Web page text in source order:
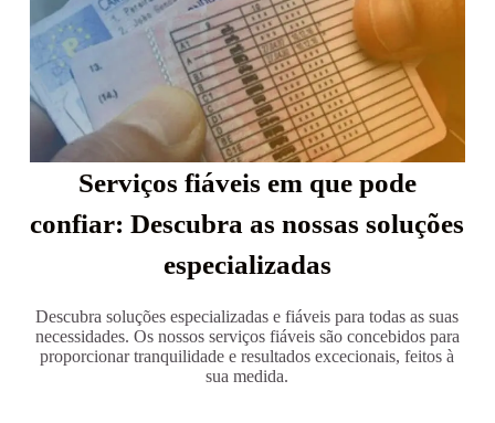
Serviços fiáveis ​​em que pode
confiar: Descubra as nossas soluções
especializadas
Descubra soluções especializadas e fiáveis ​​para todas as suas
necessidades. Os nossos serviços fiáveis ​​são concebidos para
proporcionar tranquilidade e resultados excecionais, feitos à
sua medida.